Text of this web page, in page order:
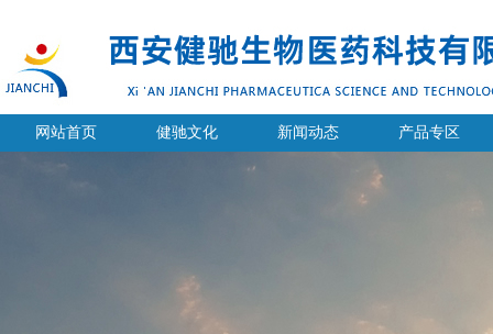
网站首页 健驰文化 新闻动态 产品专区